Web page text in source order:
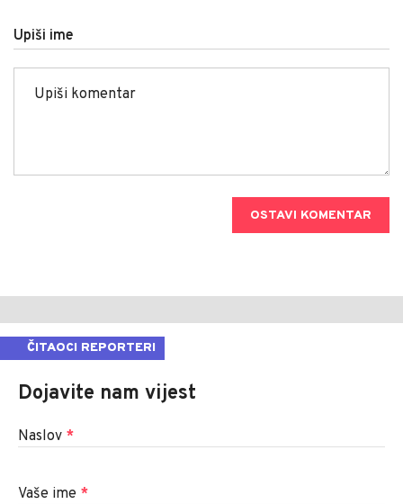
Upiši ime
OSTAVI KOMENTAR
ČITAOCI REPORTERI
Dojavite nam vijest
Naslov *
Vaše ime *